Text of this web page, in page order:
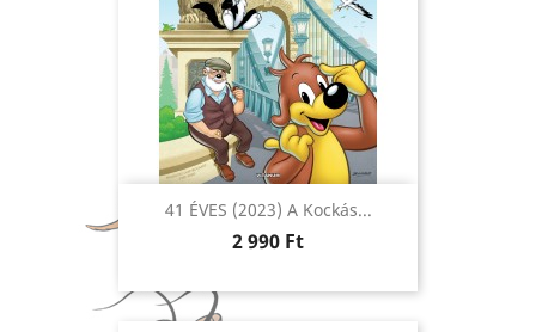
41 ÉVES (2023) A Kockás...
Ár
2 990 Ft